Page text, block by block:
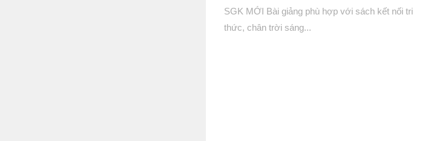
SGK MỚI Bài giảng phù hợp với sách kết nối tri
thức, chân trời sáng...